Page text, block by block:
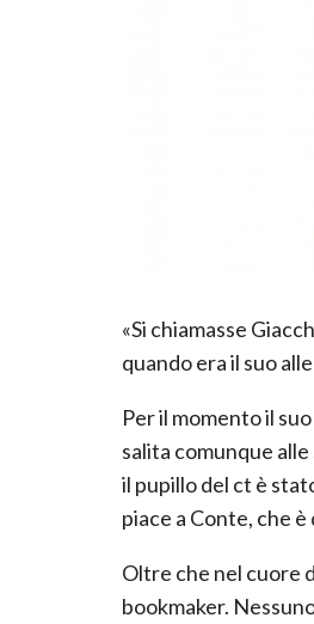
«Si chiamasse
quando era il suo
Per il momento il
salita comunque
il pupillo del ct è
piace a Conte, che
Oltre che nel cuore
bookmaker.